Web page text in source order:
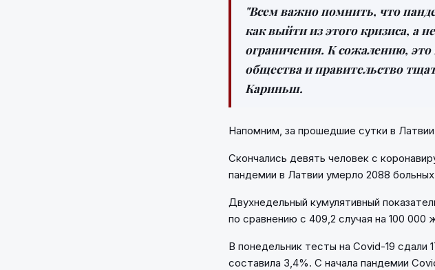
"Всем важно помнить, что
как выйти из этого кризиса, а
ограничения. К сожалению,
общества и правительство
Кариньш.
Напомним, за прошедшие сутки в
Скончались девять человек с
пандемии в Латвии умерло 2088
Двухнедельный кумулятивный
по сравнению с 409,2 случая на 100 000
В понедельник тесты на Сovid-19 сдали
составила 3,4%. С начала пандемии